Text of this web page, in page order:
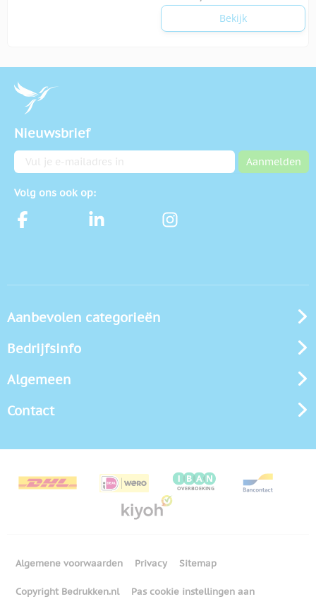
Bekijk
Nieuwsbrief
E-mailadres Aanmelden
Volg ons ook op:
Aanbevolen categorieën
Bedrijfsinfo
Algemeen
Contact
Algemene voorwaarden Privacy Sitemap
Copyright Bedrukken.nl Pas cookie instellingen aan